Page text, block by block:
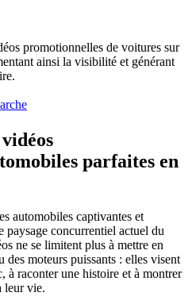
promotionnelles de voitures sur
ainsi la visibilité et générant
vidéos
parfaites en
automobiles captivantes et
paysage concurrentiel actuel du
ne se limitent plus à mettre en
des moteurs puissants : elles visent
à raconter une histoire et à montrer
leur vie.